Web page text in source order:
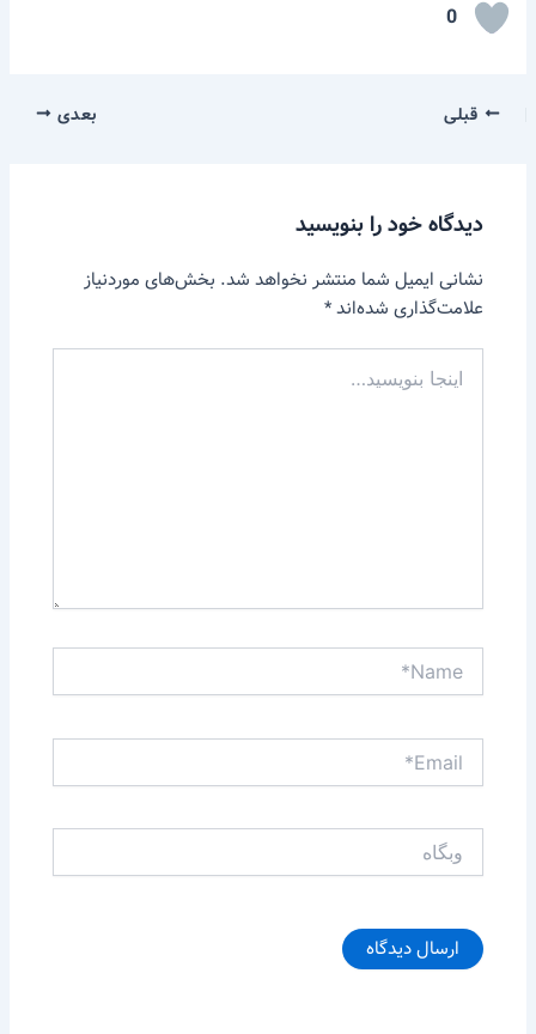
0
قبلی بعدی
دیدگاه‌ خود را بنویسید
نشانی ایمیل شما منتشر نخواهد شد. بخش‌های موردنیاز
علامت‌گذاری شده‌اند*
بنویسید…
Email*